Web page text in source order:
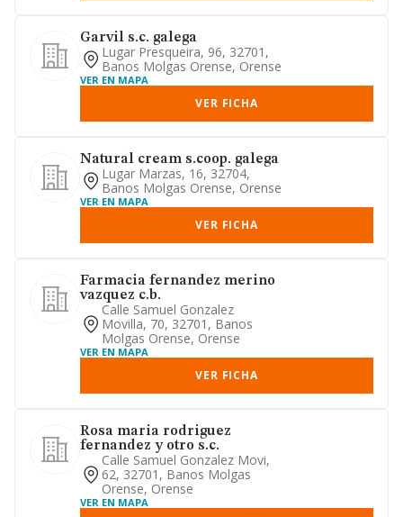
Garvil s.c. galega
Lugar Presqueira, 96, 32701,
Banos Molgas Orense, Orense
VER EN MAPA
VER FICHA
Natural cream s.coop. galega
Lugar Marzas, 16, 32704,
Banos Molgas Orense, Orense
VER EN MAPA
VER FICHA
Farmacia fernandez merino
vazquez c.b.
Calle Samuel Gonzalez
Movilla, 70, 32701, Banos
Molgas Orense, Orense
VER EN MAPA
VER FICHA
Rosa maria rodriguez
fernandez y otro s.c.
Calle Samuel Gonzalez Movi,
62, 32701, Banos Molgas
Orense, Orense
VER EN MAPA